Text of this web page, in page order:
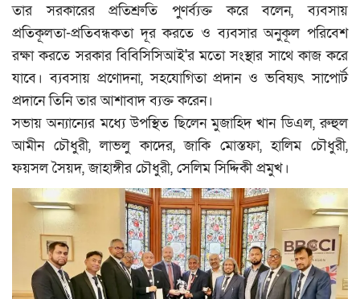
তার সরকারের প্রতিশ্রুতি পুণর্ব্যক্ত করে বলেন, ব্যবসায়
প্রতিকূলতা-প্রতিবন্ধকতা দূর করতে ও ব্যবসার অনুকূল পরিবেশ
রক্ষা করতে সরকার বিবিসিসিআই'র মতো সংস্থার সাথে কাজ করে
যাবে। ব্যবসায় প্রণোদনা, সহযোগিতা প্রদান ও ভবিষ্যৎ সাপোর্ট
প্রদানে তিনি তার আশাবাদ ব্যক্ত করেন।
সভায় অন্যান্যের মধ্যে উপস্থিত ছিলেন মুজাহিদ খান ডিএল, রুহুল
আমীন চৌধুরী, লাভলু কাদের, জাকি মোস্তফা, হালিম চৌধুরী,
ফয়সল সৈয়দ, জাহাঙ্গীর চৌধুরী, সেলিম সিদ্দিকী প্রমুখ।